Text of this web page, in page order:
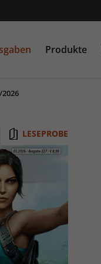
Raspberry Pi Geek
Produkte
LESEPROBE